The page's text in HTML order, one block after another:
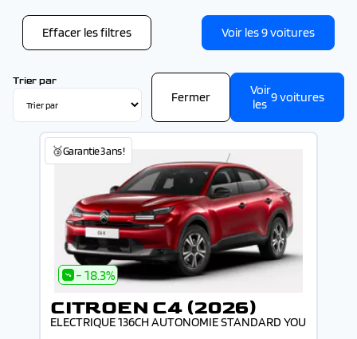
TOYOTA (3)
VOLKSWAGEN (2)
CITROEN JUMPY CAB. APP. FIXE (2026) (3)
CITROEN JUMPY FG TOLE (2026) (14)
Effacer les filtres
Voir les9voitures
Trier par
Fermer
Voir
les 9voitures
🥉Garantie 3 ans !
- 18.3%
CITROEN C4 (2026)
ELECTRIQUE 136CH AUTONOMIE STANDARD YOU